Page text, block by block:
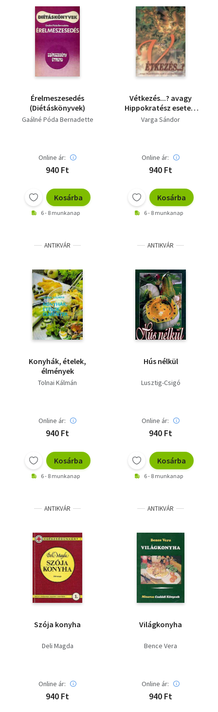
Érelmeszesedés
(Diétáskönyvek)
Gaálné Póda Bernadette
Online ár:
940 Ft
Kosárba
6 - 8 munkanap
Vétkezés...? avagy
Hippokratész esete a
zacskós levessel
Varga Sándor
Online ár:
940 Ft
Kosárba
6 - 8 munkanap
ANTIKVÁR
Konyhák, ételek,
élmények
Tolnai Kálmán
Online ár:
940 Ft
Kosárba
6 - 8 munkanap
ANTIKVÁR
Hús nélkül
Lusztig-Csigó
Online ár:
940 Ft
Kosárba
6 - 8 munkanap
ANTIKVÁR
Szója konyha
Deli Magda
Online ár:
940 Ft
ANTIKVÁR
Világkonyha
Bence Vera
Online ár:
940 Ft